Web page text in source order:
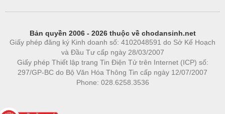
Bản quyền 2006 - 2026 thuộc về chodansinh.net
Giấy phép đăng ký Kinh doanh số: 4102048591 do Sở Kế Hoạch
và Đầu Tư cấp ngày 28/03/2007
Giấy phép Thiết lập trang Tin Điện Tử trên Internet (ICP) số:
297/GP-BC do Bộ Văn Hóa Thông Tin cấp ngày 12/07/2007
Phone: 028.6258.3536